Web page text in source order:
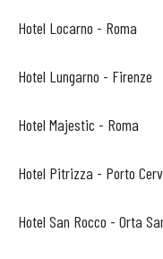
Hotel Locarno - Roma
Hotel Lungarno - Firenze
Hotel Majestic - Roma
Hotel Pitrizza - Porto
Hotel San Rocco - Orta